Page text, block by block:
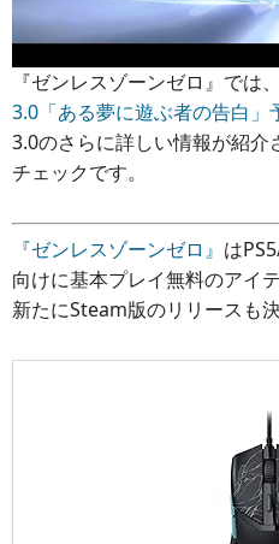
『ゼンレスゾーンゼロ』では
3.0「ある夢に遊ぶ者の告白」
3.0のさらに詳しい情報が紹
チェックです。
『ゼンレスゾーンゼロ』 は
向けに基本プレイ無料のアイ
新たにSteam版のリリースも